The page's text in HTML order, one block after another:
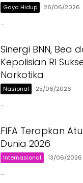
Gaya Hidup 26/06/2026
…
Sinergi BNN, Bea
Kepolisian RI
Narkotika
Nasional 25/06/2026
…
FIFA Terapkan
Dunia 2026
Internasional 13/06/2026
…